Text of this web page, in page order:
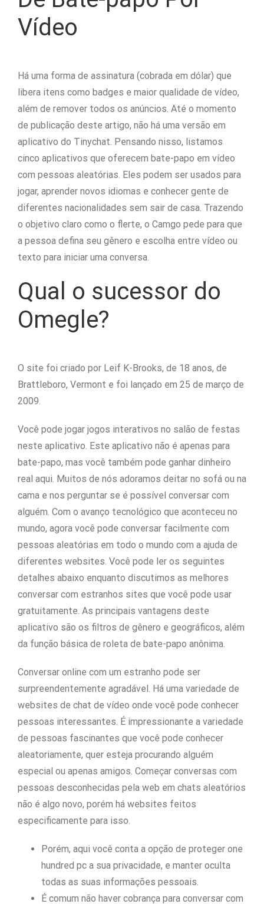
Vídeo
Há uma forma de assinatura (cobrada em dólar) que
libera itens como badges e maior qualidade de vídeo,
além de remover todos os anúncios. Até o momento
de publicação deste artigo, não há uma versão em
aplicativo do Tinychat. Pensando nisso, listamos
cinco aplicativos que oferecem bate-papo em vídeo
com pessoas aleatórias. Eles podem ser usados para
jogar, aprender novos idiomas e conhecer gente de
diferentes nacionalidades sem sair de casa. Trazendo
o objetivo claro como o flerte, o Camgo pede para que
a pessoa defina seu gênero e escolha entre vídeo ou
texto para iniciar uma conversa.
Qual o sucessor do
Omegle?
O site foi criado por Leif K-Brooks, de 18 anos, de
Brattleboro, Vermont e foi lançado em 25 de março de
2009.
Você pode jogar jogos interativos no salão de festas
neste aplicativo. Este aplicativo não é apenas para
bate-papo, mas você também pode ganhar dinheiro
real aqui. Muitos de nós adoramos deitar no sofá ou na
cama e nos perguntar se é possível conversar com
alguém. Com o avanço tecnológico que aconteceu no
mundo, agora você pode conversar facilmente com
pessoas aleatórias em todo o mundo com a ajuda de
diferentes websites. Você pode ler os seguintes
detalhes abaixo enquanto discutimos as melhores
conversar com estranhos sites que você pode usar
gratuitamente. As principais vantagens deste
aplicativo são os filtros de gênero e geográficos, além
da função básica de roleta de bate-papo anônima.
Conversar online com um estranho pode ser
surpreendentemente agradável. Há uma variedade de
websites de chat de vídeo onde você pode conhecer
pessoas interessantes. É impressionante a variedade
de pessoas fascinantes que você pode conhecer
aleatoriamente, quer esteja procurando alguém
especial ou apenas amigos. Começar conversas com
pessoas desconhecidas pela web em chats aleatórios
não é algo novo, porém há websites feitos
especificamente para isso.
Porém, aqui você conta a opção de proteger one
hundred pc a sua privacidade, e manter oculta
todas as suas informações pessoais.
É comum não haver cobrança para conversar com